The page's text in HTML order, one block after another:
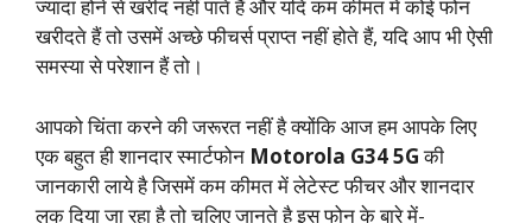
ज्यादा होने से खरीद नहीं पाते हैं और यदि कम कीमत में कोई फोन
खरीदते हैं तो उसमें अच्छे फीचर्स प्राप्त नहीं होते हैं, यदि आप भी ऐसी
समस्या से परेशान हैं तो।
आपको चिंता करने की जरूरत नहीं है क्योंकि आज हम आपके लिए
एक बहुत ही शानदार स्मार्टफोन Motorola G34 5Gकी
जानकारी लाये है जिसमें कम कीमत में लेटेस्ट फीचर और शानदार
लुक दिया जा रहा है तो चलिए जानते है इस फोन के बारे में-